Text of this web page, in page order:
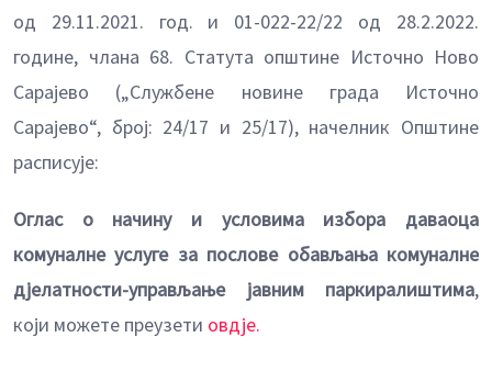
од 29.11.2021. год. и 01-022-22/22 од 28.2.2022.
године, члана 68. Статута oпштине Источно Ново
Сарајево („Службене новине града Источно
Сарајево“, број: 24/17 и 25/17), начелник Општине
расписује:
Оглас о начину и условима избора даваоца
комуналне услуге за послове обављања комуналне
дјелатности-управљање јавним паркиралиштима,
који можете преузети овдје.